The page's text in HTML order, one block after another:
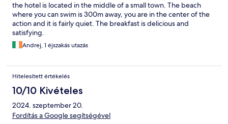
the hotel is located in the middle of a small town. The beach
where you can swim is 300m away, you are in the center of the
action and it is fairly quiet. The breakfast is delicious and
satisfying.
Andrej, 1 éjszakás utazás
Hitelesített értékelés
10/10 Kivételes
2024. szeptember 20.
Fordítás a Google segítségével